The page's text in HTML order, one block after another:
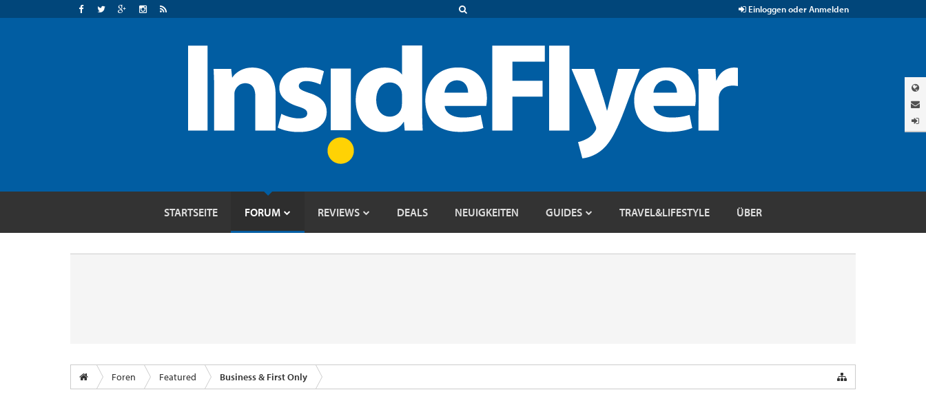
Einloggen oder Anmelden
STARTSEITE FORUM REVIEWS DEALS NEUIGKEITEN GUIDES TRAVEL&LIFESTYLE ÜBER
Foren Featured Business & First Only